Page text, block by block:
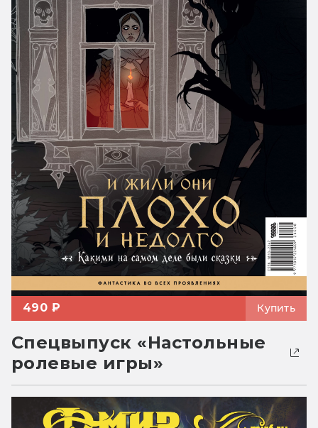
490 ₽ Купить
Спецвыпуск «Настольные
ролевые игры»